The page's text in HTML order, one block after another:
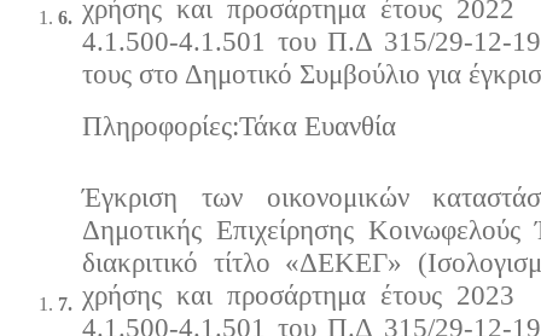
6. χρήσης και προσάρτημα έτους
4.1.500-4.1.501 του Π.Δ 315/29-12-
τους στο Δημοτικό Συμβούλιο για
Πληρoφορίες:Τάκα Ευανθία
7.
Έγκριση των οικονομικών
Δημοτικής Επιχείρησης
διακριτικό τίτλο «ΔΕΚΕΓ»
χρήσης και προσάρτημα έτους
4.1.500-4.1.501 του Π.Δ 315/29-12-